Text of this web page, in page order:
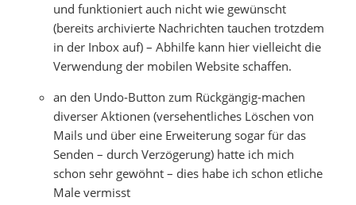
und funktioniert auch nicht wie gewünscht
(bereits archivierte Nachrichten tauchen trotzdem
in der Inbox auf) – Abhilfe kann hier vielleicht die
Verwendung der mobilen Website schaffen.
an den Undo-Button zum Rückgängig-machen
diverser Aktionen (versehentliches Löschen von
Mails und über eine Erweiterung sogar für das
Senden – durch Verzögerung) hatte ich mich
schon sehr gewöhnt – dies habe ich schon etliche
Male vermisst